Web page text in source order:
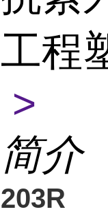
工程
>
简介
203R